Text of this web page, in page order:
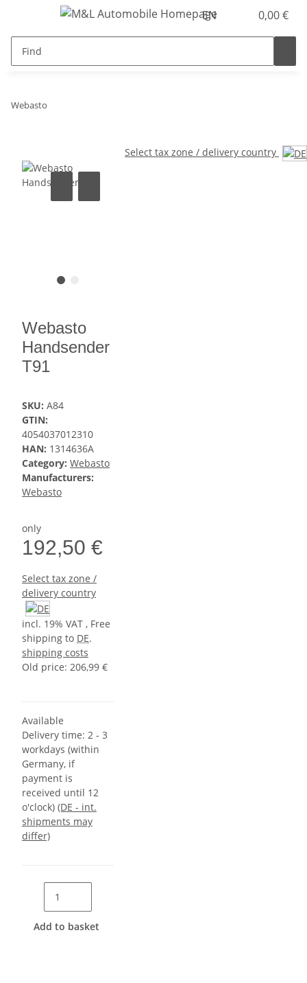
EN 0,00 €
Webasto
Select tax zone / delivery country
Webasto
Handsender
T91
SKU: A84
GTIN:
4054037012310
HAN: 1314636A
Category: Webasto
Manufacturers:
Webasto
only
192,50 €
Select tax zone /
delivery country
incl. 19% VAT , Free
shipping to DE.
shipping costs
Old price: 206,99 €
Available
Delivery time: 2 - 3
workdays (within
Germany, if
payment is
received until 12
o'clock) (DE - int.
shipments may
differ)
Add to basket